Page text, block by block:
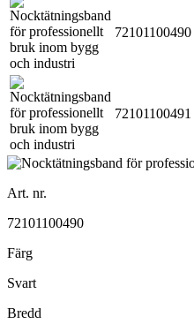
72101100490
72101100491
Art. nr.
72101100490
Färg
Svart
Bredd